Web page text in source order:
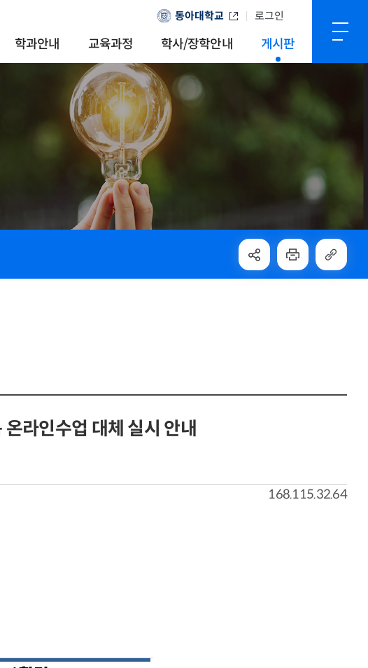
동아대학교 로그인
학과안내
교육과정 학사/장학안내 게시판
라인수업 대체 실시 안내
168.115.32.64